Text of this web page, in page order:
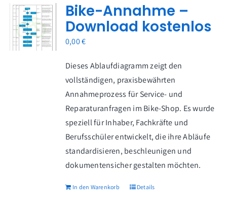
Die Buchreihe zur Mission
Mein Konto
Warenkorb
Bike-Annahme –
Download kostenlos
0,00€
Dieses Ablaufdiagramm zeigt den
vollständigen, praxisbewährten
Annahmeprozess für Service- und
Reparaturanfragen im Bike-Shop. Es wurde
speziell für Inhaber, Fachkräfte und
Berufsschüler entwickelt, die ihre Abläufe
standardisieren, beschleunigen und
dokumentensicher gestalten möchten.
In den Warenkorb Details